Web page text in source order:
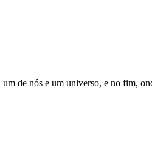
de nós e um universo, e no fim,